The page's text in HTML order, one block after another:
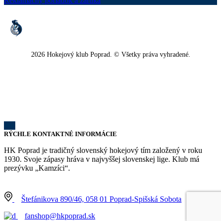
2026 Hokejový klub Poprad. © Všetky práva vyhradené.
RÝCHLE KONTAKTNÉ INFORMÁCIE
HK Poprad je tradičný slovenský hokejový tím založený v roku
1930. Svoje zápasy hráva v najvyššej slovenskej lige. Klub má
prezývku „Kamzíci“.
Štefánikova 890/46, 058 01 Poprad-Spišská Sobota
fanshop@hkpoprad.sk